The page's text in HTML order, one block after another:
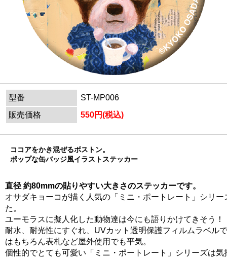
型番
ST-MP006
販売価格
550円(税込)
ココアをかき混ぜるボストン。
ポップな缶バッジ風イラストステッカー
直径 約80mmの貼りやすい大きさのステッカーです。
オサダキョーコが描く人気の「ミニ・ポートレート」シリ
た。
ユーモラスに擬人化した動物達は今にも語りかけてきそう！
耐水、耐光性にすぐれ、UVカット透明保護フィルムラベル
はもちろん表札など屋外使用でも平気。
個性的でとても可愛い「ミニ・ポートレート」シリーズは